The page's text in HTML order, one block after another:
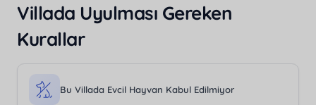
Villada Uyulması Gereken
Kurallar
Bu Villada Evcil Hayvan Kabul Edilmiyor